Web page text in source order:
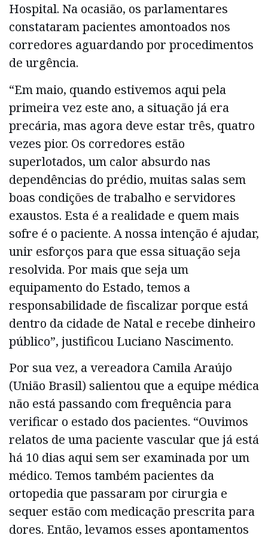
Hospital. Na ocasião, os parlamentares
constataram pacientes amontoados nos
corredores aguardando por procedimentos
de urgência.
“Em maio, quando estivemos aqui pela
primeira vez este ano, a situação já era
precária, mas agora deve estar três, quatro
vezes pior. Os corredores estão
superlotados, um calor absurdo nas
dependências do prédio, muitas salas sem
boas condições de trabalho e servidores
exaustos. Esta é a realidade e quem mais
sofre é o paciente. A nossa intenção é ajudar,
unir esforços para que essa situação seja
resolvida. Por mais que seja um
equipamento do Estado, temos a
responsabilidade de fiscalizar porque está
dentro da cidade de Natal e recebe dinheiro
público”, justificou Luciano Nascimento.
Por sua vez, a vereadora Camila Araújo
(União Brasil) salientou que a equipe médica
não está passando com frequência para
verificar o estado dos pacientes. “Ouvimos
relatos de uma paciente vascular que já está
há 10 dias aqui sem ser examinada por um
médico. Temos também pacientes da
ortopedia que passaram por cirurgia e
sequer estão com medicação prescrita para
dores. Então, levamos esses apontamentos